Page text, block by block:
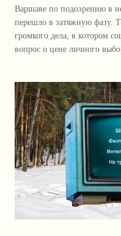
Варшаве по подозрению в
перешло в затяжную фазу.
громкого дела, в котором
вопрос о цене личного